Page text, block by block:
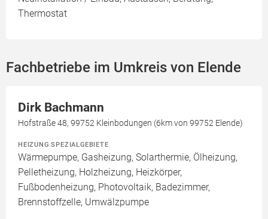
Thermostat
Fachbetriebe im Umkreis von Elende
Dirk Bachmann
Hofstraße 48, 99752 Kleinbodungen (6km von 99752 Elende)
HEIZUNG SPEZIALGEBIETE
Wärmepumpe, Gasheizung, Solarthermie, Ölheizung,
Pelletheizung, Holzheizung, Heizkörper,
Fußbodenheizung, Photovoltaik, Badezimmer,
Brennstoffzelle, Umwälzpumpe